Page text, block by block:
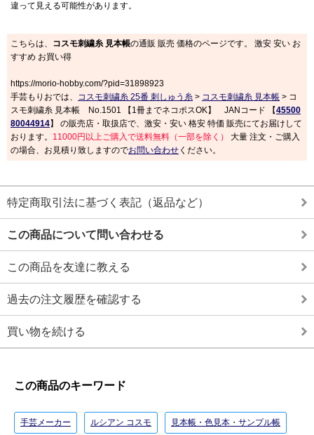
違って見える可能性があります。
こちらは、 コスモ刺繍糸 見本帳の通販 販売 価格のページです。 激安 安い お
すすめ お買い得
https://morio-hobby.com/?pid=31898923
手芸もりおでは、 コスモ刺繍糸 25番 刺しゅう糸 > コスモ刺繍糸 見本帳 > コ
スモ刺繍糸 見本帳 No.1501 【1冊までネコポスOK】 JANコード 【45500
80044914】 の販売店・取扱店で、激安・安い 格安 特価 販売にてお届けして
おります。 11000円以上ご購入で送料無料（一部を除く）
大量 注文・ご購入
の場合、お見積り致しますのでお問い合わせ ください。
特定商取引法に基づく表記（返品など）
この商品について問い合わせる
この商品を友達に教える
過去の注文履歴を確認する
買い物を続ける
この商品のキーワード
手芸メーカー ルシアン コスモ 見本帳・色見本・サンプル帳